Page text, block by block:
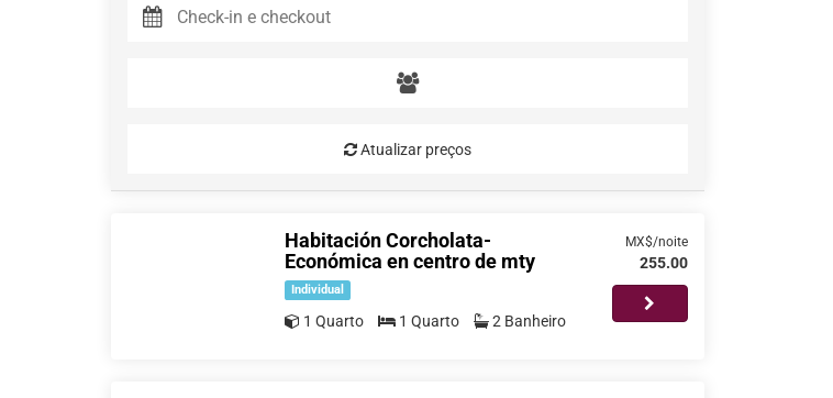
Atualizar preços
Habitación Corcholata-
Económica en centro de mty
Individual
1 Quarto 1 Quarto 2 Banheiro
MX$/noite
255.00